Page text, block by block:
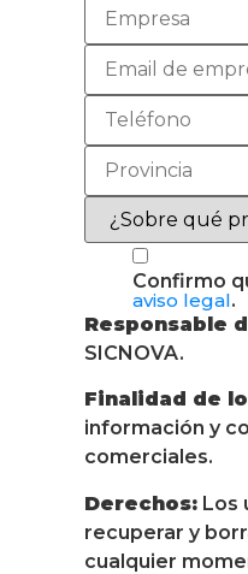
Confirmo
aviso legal.
Responsable
SICNOVA.
Finalidad de
información y
comerciales.
Derechos: Los
recuperar y
cualquier